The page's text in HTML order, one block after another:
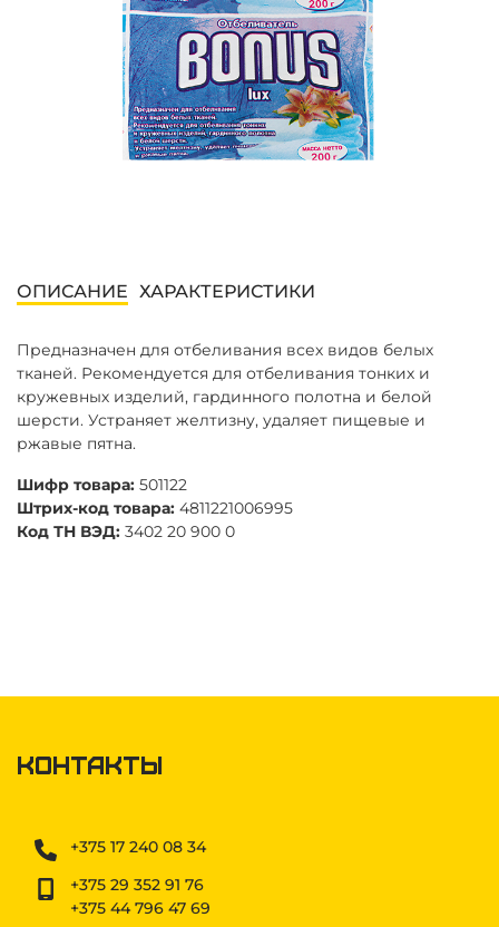
ОПИСАНИЕ ХАРАКТЕРИСТИКИ
Предназначен для отбеливания всех видов белых
тканей. Рекомендуется для отбеливания тонких и
кружевных изделий, гардинного полотна и белой
шерсти. Устраняет желтизну, удаляет пищевые и
ржавые пятна.
Шифр товара: 501122
Штрих-код товара: 4811221006995
Код ТН ВЭД: 3402 20 900 0
Контакты
+375 17 240 08 34
+375 29 352 91 76
+375 44 796 47 69